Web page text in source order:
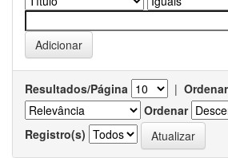
Resultados/Página |
Ordenar
Registro(s)